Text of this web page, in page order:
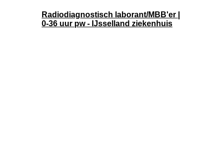
Radiodiagnostisch laborant/MBB'er |
0-36 uur pw - IJsselland ziekenhuis